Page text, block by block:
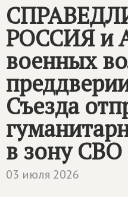
РОССИЯи
военных
Съезда
в зону СВО
03 июля 2026